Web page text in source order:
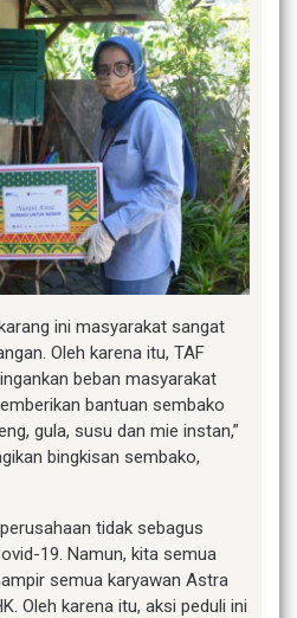
ini masyarakat sangat
Oleh karena itu, TAF
beban masyarakat
bantuan sembako
gula, susu dan mie instan,”
bingkisan sembako,
tidak sebagus
19. Namun, kita semua
semua karyawan Astra
Oleh karena itu, aksi peduli ini